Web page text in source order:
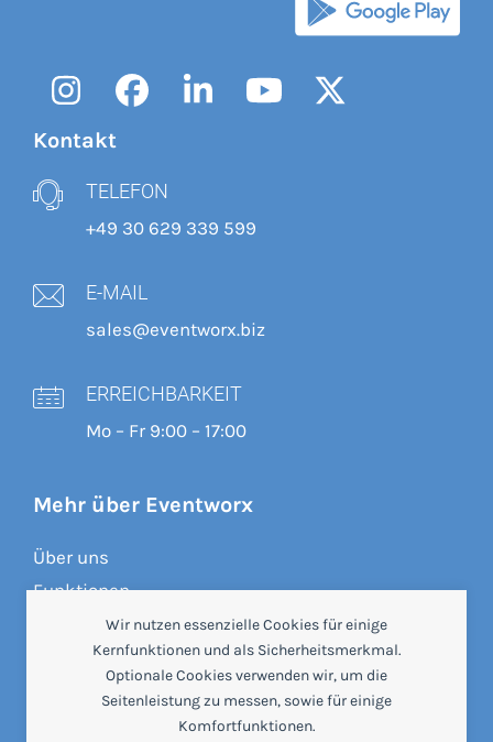
Wir nutzen essenzielle Cookies für einige
Kernfunktionen und als Sicherheitsmerkmal.
Optionale Cookies verwenden wir, um die
Seitenleistung zu messen, sowie für einige
Komfortfunktionen.
Instagram
Facebook
LinkedIn
YouTubeTwitter
Kontakt
TELEFON
+49 30 629 339 599
E-MAIL
sales@eventworx.biz
ERREICHBARKEIT
Mo – Fr 9:00 – 17:00
Mehr über Eventworx
Über uns
Funktionen
Referenzen
Crewbrain
Beratung & Webinare